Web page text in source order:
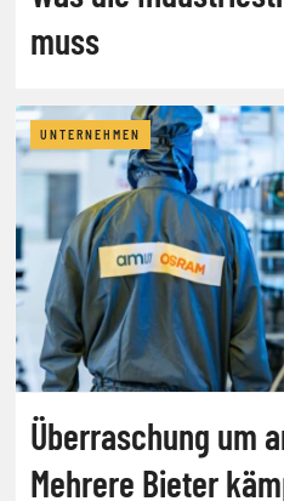
muss
UNTERNEHMEN
Überraschung um
Mehrere Bieter